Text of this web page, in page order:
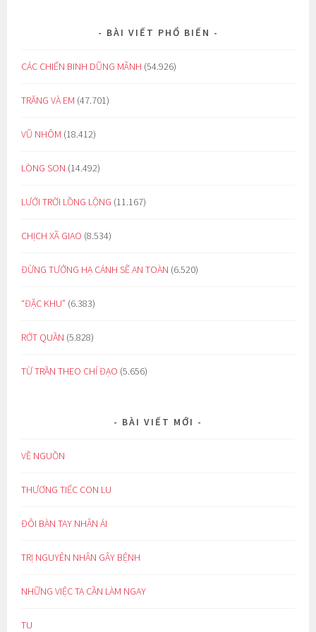
BÀI VIẾT PHỔ BIẾN
CÁC CHIẾN BINH DŨNG MÃNH (54.926)
TRĂNG VÀ EM (47.701)
VŨ NHÔM (18.412)
LÒNG SON (14.492)
LƯỚI TRỜI LỒNG LỘNG (11.167)
CHỊCH XÃ GIAO (8.534)
ĐỪNG TƯỞNG HẠ CÁNH SẼ AN TOÀN (6.520)
“ĐẶC KHU” (6.383)
RỚT QUẦN (5.828)
TỪ TRẦN THEO CHỈ ĐẠO (5.656)
BÀI VIẾT MỚI
VỀ NGUỒN
THƯƠNG TIẾC CON LU
ĐÔI BÀN TAY NHÂN ÁI
TRỊ NGUYÊN NHÂN GÂY BỆNH
NHỮNG VIỆC TA CẦN LÀM NGAY
TU